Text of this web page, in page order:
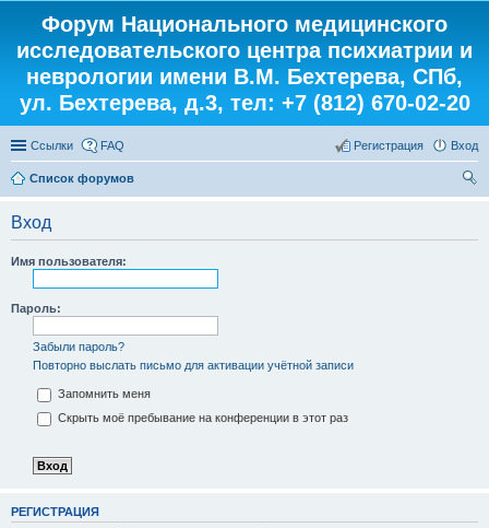
Форум Национального медицинского
исследовательского центра психиатрии и
неврологии имени В.М. Бехтерева, СПб,
ул. Бехтерева, д.3, тел: +7 (812) 670-02-20
Ссылки FAQ Вход
Регистрация
Список форумов
Вход
Имя пользователя:
Пароль:
Забыли пароль?
Повторно выслать письмо для активации учётной записи
Запомнить меня
Скрыть моё пребывание на конференции в этот раз
РЕГИСТРАЦИЯ